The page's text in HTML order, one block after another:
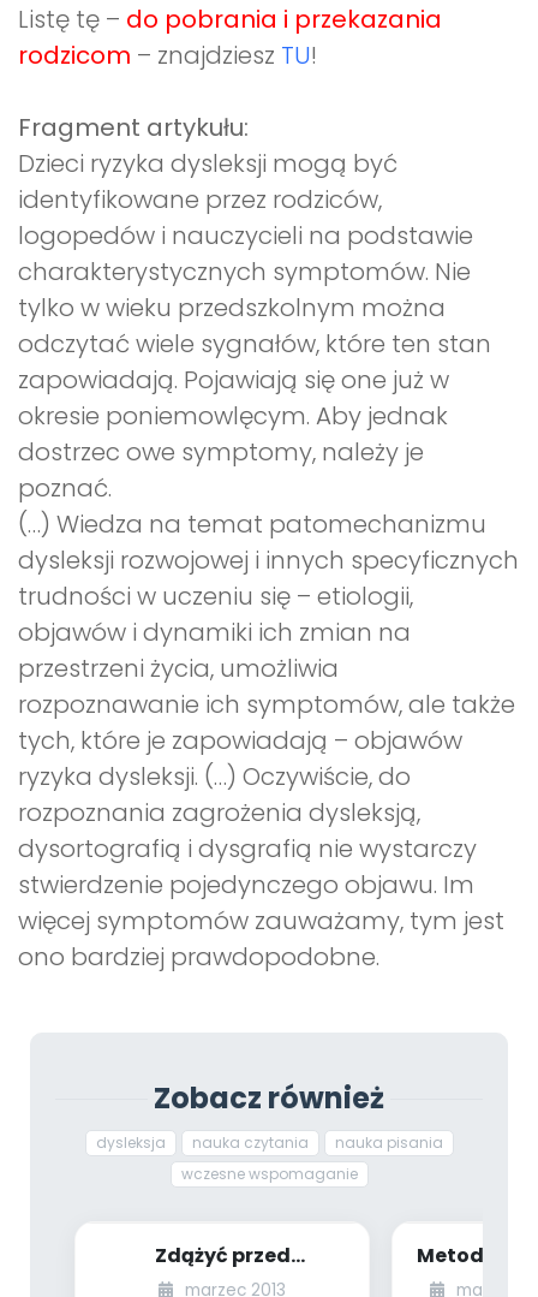
Listę tę – do pobrania i przekazania
rodzicom – znajdziesz TU!
Fragment artykułu:
Dzieci ryzyka dysleksji mogą być
identyfikowane przez rodziców,
logopedów i nauczycieli na podstawie
charakterystycznych symptomów. Nie
tylko w wieku przedszkolnym można
odczytać wiele sygnałów, które ten stan
zapowiadają. Pojawiają się one już w
okresie poniemowlęcym. Aby jednak
dostrzec owe symptomy, należy je
poznać.
(…) Wiedza na temat patomechanizmu
dysleksji rozwojowej i innych specyficznych
trudności w uczeniu się – etiologii,
objawów i dynamiki ich zmian na
przestrzeni życia, umożliwia
rozpoznawanie ich symptomów, ale także
tych, które je zapowiadają – objawów
ryzyka dysleksji. (…) Oczywiście, do
rozpoznania zagrożenia dysleksją,
dysortografią i dysgrafią nie wystarczy
stwierdzenie pojedynczego objawu. Im
więcej symptomów zauważamy, tym jest
ono bardziej prawdopodobne.
Zobacz również
dysleksja nauka czytania
nauka pisania
wczesne wspomaganie
Zdążyć przed
dysleksją… (propozycje
marzec 2013
Metoda
Martymagazyn